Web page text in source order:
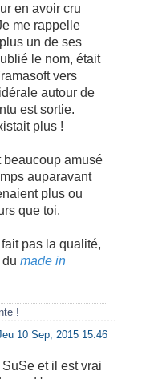
en avoir cru
me rappelle
un de ses
le nom, était
vers
autour de
est sortie.
plus !
beaucoup amusé
auparavant
plus ou
que toi.
pas la qualité,
made in
!
10 Sep, 2015 15:46
et il est vrai